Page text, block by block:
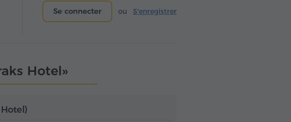
Se connecter ou S'enregistrer
Hotel»